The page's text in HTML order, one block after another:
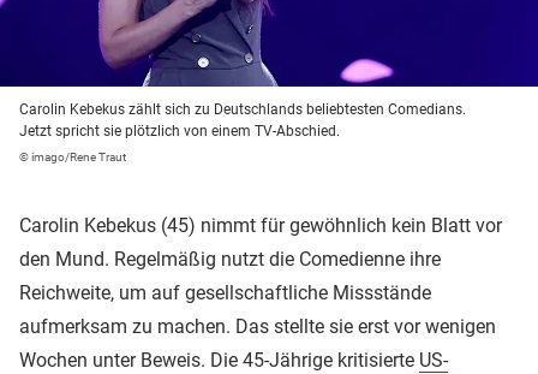
Carolin Kebekus zählt sich zu Deutschlands beliebtesten Comedians.
Jetzt spricht sie plötzlich von einem TV-Abschied.
© imago/Rene Traut
Carolin Kebekus (45) nimmt für gewöhnlich kein Blatt vor
den Mund. Regelmäßig nutzt die Comedienne ihre
Reichweite, um auf gesellschaftliche Missstände
aufmerksam zu machen. Das stellte sie erst vor wenigen
Wochen unter Beweis. Die 45-Jährige kritisierte US-